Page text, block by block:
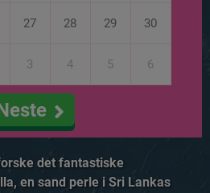
27 28 29 30
3 4 5 6
det fantastiske
en sand perle i Sri Lankas